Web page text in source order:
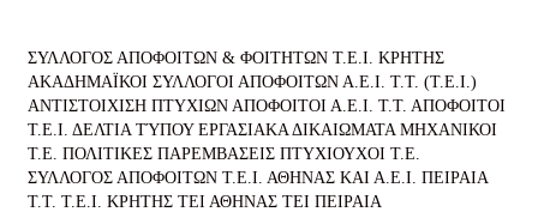
ΣΥΛΛΟΓΟΣ ΑΠΟΦΟΙΤΩΝ & ΦΟΙΤΗΤΩΝ Τ.Ε.Ι. ΚΡΗΤΗΣ
ΑΚΑΔΗΜΑΪΚΟΙ ΣΥΛΛΟΓΟΙ ΑΠΟΦΟΙΤΩΝ Α.Ε.Ι. Τ.Τ. (Τ.Ε.Ι.)
ΑΝΤΙΣΤΟΙΧΙΣΗ ΠΤΥΧΙΩΝ ΑΠΟΦΟΙΤΟΙ Α.Ε.Ι. Τ.Τ. ΑΠΟΦΟΙΤΟΙ
Τ.Ε.Ι. ΔΕΛΤΙΑ ΤΎΠΟΥ ΕΡΓΑΣΙΑΚΑ ΔΙΚΑΙΩΜΑΤΑ ΜΗΧΑΝΙΚΟΙ
Τ.Ε. ΠΟΛΙΤΙΚΕΣ ΠΑΡΕΜΒΑΣΕΙΣ ΠΤΥΧΙΟΥΧΟΙ Τ.Ε.
ΣΥΛΛΟΓΟΣ ΑΠΟΦΟΙΤΩΝ Τ.Ε.Ι. ΑΘΗΝΑΣ ΚΑΙ Α.Ε.Ι. ΠΕΙΡΑΙΑ
Τ.Τ. Τ.Ε.Ι. ΚΡΗΤΗΣ ΤΕΙ ΑΘΗΝΑΣ ΤΕΙ ΠΕΙΡΑΙΑ